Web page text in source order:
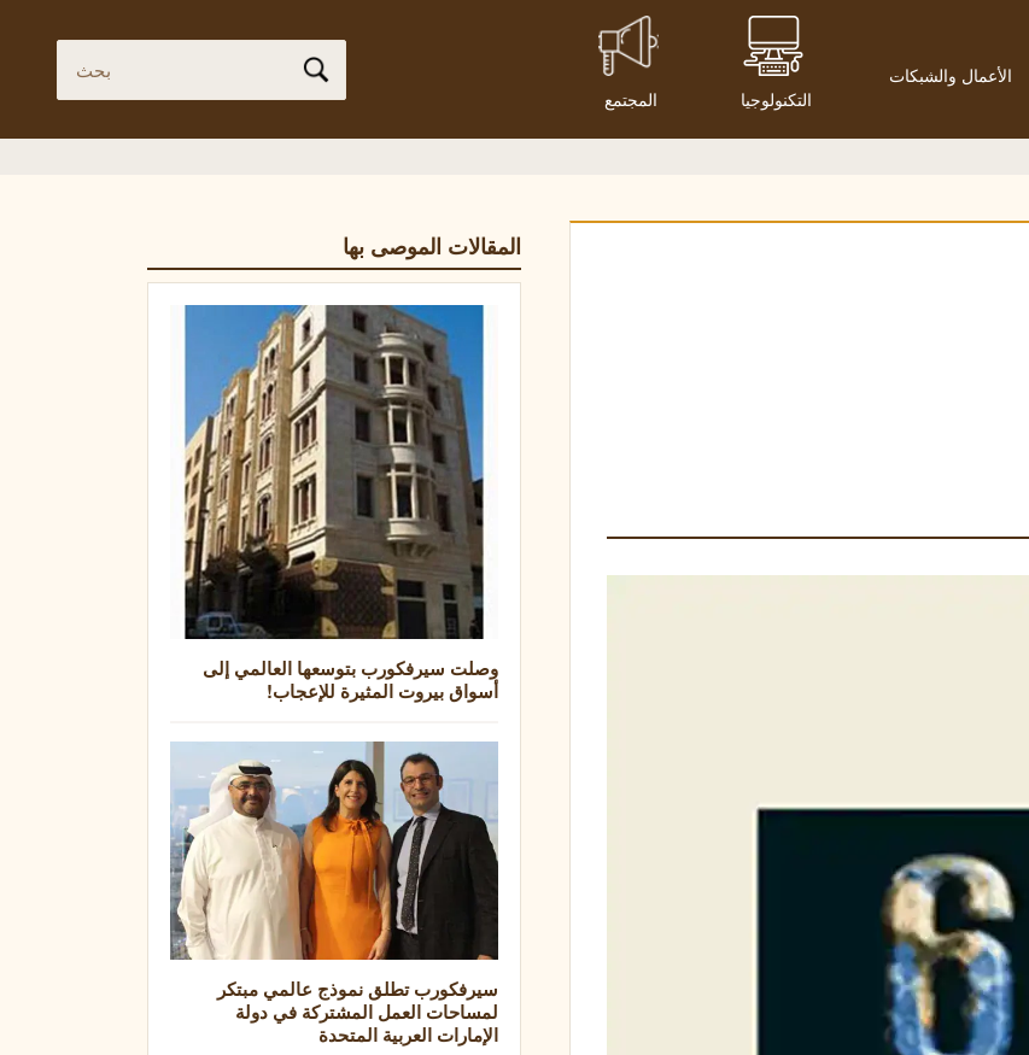
الأعمال والشبكات
التكنولوجيا
المجتمع
المقالات الموصى بها
وصلت سيرفكورب بتوسعها العالمي إلى
أسواق بيروت المثيرة للإعجاب!
سيرفكورب تطلق نموذج عالمي مبتكر
لمساحات العمل المشتركة في دولة
الإمارات العربية المتحدة